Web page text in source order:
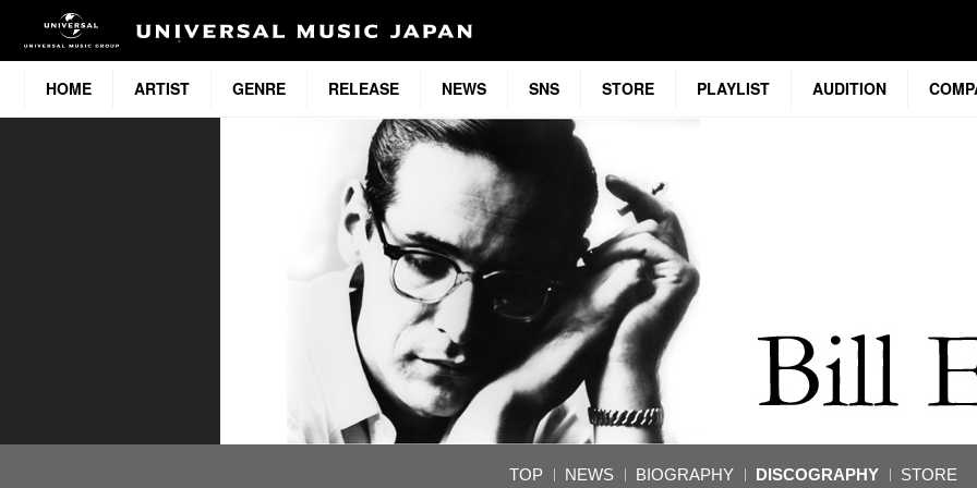
HOME ARTIST GENRE RELEASE NEWS SNS STORE PLAYLIST AUDITION
TOP NEWS BIOGRAPHY DISCOGRAPHY STORE